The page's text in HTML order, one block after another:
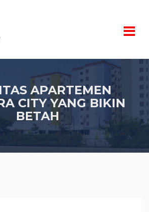
APARTEMEN
CITY YANG BIKIN
BETAH